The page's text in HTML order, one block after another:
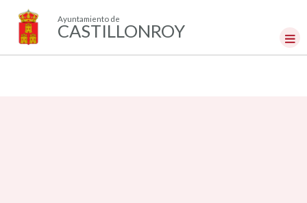
Ayuntamiento de
CASTILLONROY